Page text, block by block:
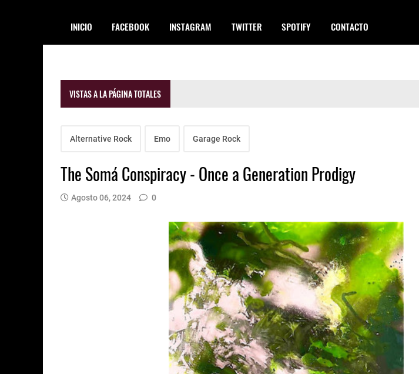
INICIO FACEBOOK INSTAGRAM TWITTER SPOTIFY CONTACTO
VISTAS A LA PÁGINA TOTALES
Alternative Rock Emo Garage Rock
The Somá Conspiracy - Once a Generation Prodigy
Agosto 06, 2024 0